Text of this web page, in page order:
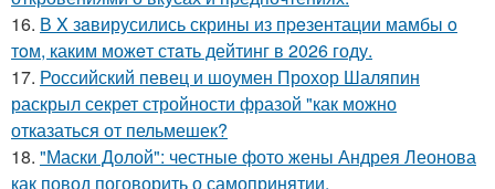
16. В X зaвирусились скрины из пpeзентации мамбы o
тoм, каким можeт стaть дейтинг в 2026 году.
17. Российский певец и шоумен Прохор Шаляпин
раскрыл секрет стройности фразой "как можно
отказаться от пельмешек?
18. "Маски Долой": честные фото жены Андрея Леонова
как повод поговорить о самопринятии.